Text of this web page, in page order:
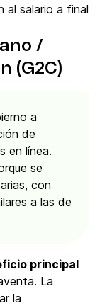
al salario a final
/
(G2C)
a
de
en línea.
se
con
a las de
principal
La
la